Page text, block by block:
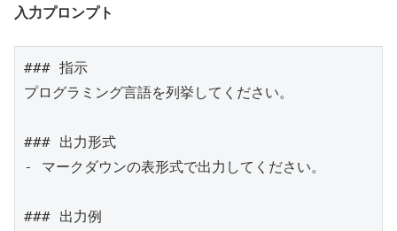
入力プロンプト
### 指示
プログラミング言語を列挙してください。
### 出力形式
- マークダウンの表形式で出力してください。
### 出力例